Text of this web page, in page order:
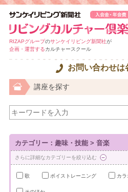
RIZAPグループのサンケイリビング新聞社が
企画・運営するカルチャースクール
お問い合わせは
講座を探す
カテゴリー：趣味・技能 > 音楽
さらに詳細なカテゴリーを絞り込む
歌 ボイストレーニング カラ